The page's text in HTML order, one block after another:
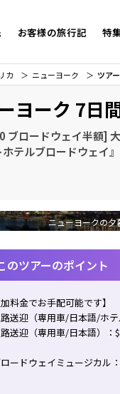
お客様の旅行記 特
カ ニューヨーク ツア
ヨーク 7日
ブロードウェイ半額]
テルブロードウェイ
ニューヨークの
のツアーのポイント
料金でお手配可能です】
送迎（専用車/日本語/ホテ
送迎（専用車/日本語）：
ードウェイミュージカル